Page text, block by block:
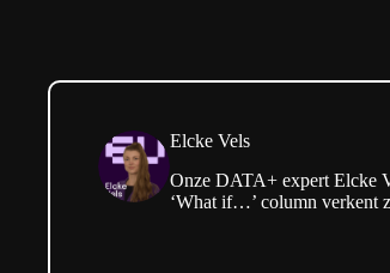
Elcke Vels
Onze DATA+ expert Elcke
‘What if…’ column verkent